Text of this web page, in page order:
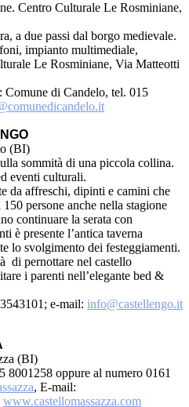
Centro Culturale Le Rosminiane,
a due passi dal borgo medievale.
impianto multimediale,
Le Rosminiane, Via Matteotti
Comune di Candelo, tel. 015
(BI)
sommità di una piccola collina.
eventi culturali.
da affreschi, dipinti e camini che
persone anche nella stagione
continuare la serata con
è presente l’antica taverna
lo svolgimento dei festeggiamenti.
di pernottare nel castello
i parenti nell’elegante bed &
e-mail: info@castellengo.it
(BI)
oppure al numero 0161
, E-mail:
www.castellomassazza.com